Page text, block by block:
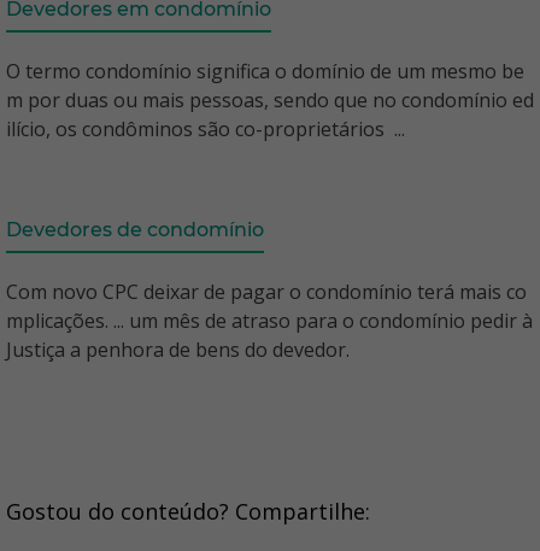
Devedores em condomínio
O termo condomínio significa o domínio de um mesmo be
m por duas ou mais pessoas, sendo que no condomínio ed
ilício, os condôminos são co-proprietários ...
Devedores de condomínio
Com novo CPC deixar de pagar o condomínio terá mais co
mplicações. ... um mês de atraso para o condomínio pedir à
Justiça a penhora de bens do devedor.
Gostou do conteúdo? Compartilhe: